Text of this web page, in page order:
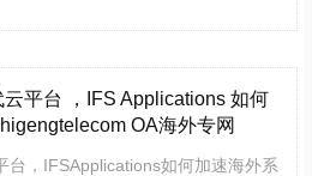
云平台 ，IFS Applications 如何
OA海外专网
台，IFSApplications如何加速海外系